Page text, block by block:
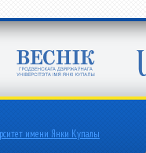
имени Янки Купалы